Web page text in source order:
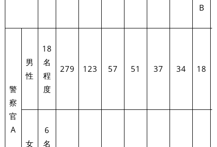
B
警
察
官
A
男
性
18
名
程
度
279 123 57 51 37 34 18
女
6
名